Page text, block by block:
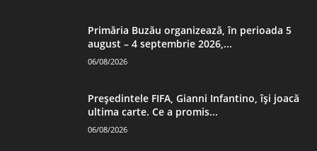
Primăria Buzău organizează, în perioada 5
august – 4 septembrie 2026,...
06/08/2026
Președintele FIFA, Gianni Infantino, îşi joacă
ultima carte. Ce a promis...
06/08/2026